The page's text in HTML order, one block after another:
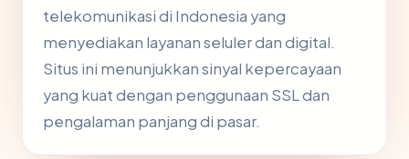
telekomunikasi di Indonesia yang
menyediakan layanan seluler dan digital.
Situs ini menunjukkan sinyal kepercayaan
yang kuat dengan penggunaan SSL dan
pengalaman panjang di pasar.